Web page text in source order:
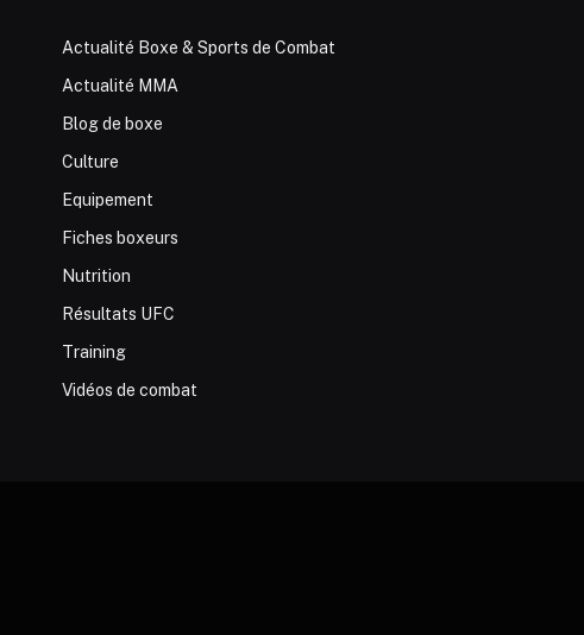
Actualité Boxe & Sports de Combat
Actualité MMA
Blog de boxe
Culture
Equipement
Fiches boxeurs
Nutrition
Résultats UFC
Training
Vidéos de combat